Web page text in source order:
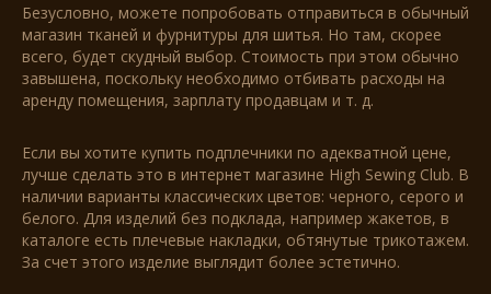
Безусловно, можете попробовать отправиться в обычный
магазин тканей и фурнитуры для шитья. Но там, скорее
всего, будет скудный выбор. Стоимость при этом обычно
завышена, поскольку необходимо отбивать расходы на
аренду помещения, зарплату продавцам и т. д.
Если вы хотите купить подплечники по адекватной цене,
лучше сделать это в интернет магазине High Sewing Club. В
наличии варианты классических цветов: черного, серого и
белого. Для изделий без подклада, например жакетов, в
каталоге есть плечевые накладки, обтянутые трикотажем.
За счет этого изделие выглядит более эстетично.